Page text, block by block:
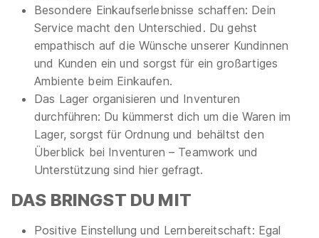
Ausbildung Verkäufer 08.2026 (m/w/d)
01.08.2026
47809 Krefeld
Besondere Einkaufserlebnisse schaffen: Dein
Service macht den Unterschied. Du gehst
empathisch auf die Wünsche unserer Kundinnen
und Kunden ein und sorgst für ein großartiges
Ambiente beim Einkaufen.
Das Lager organisieren und Inventuren
durchführen: Du kümmerst dich um die Waren im
Lager, sorgst für Ordnung und behältst den
Überblick bei Inventuren – Teamwork und
Unterstützung sind hier gefragt.
DAS BRINGST DU MIT
Positive Einstellung und Lernbereitschaft: Egal